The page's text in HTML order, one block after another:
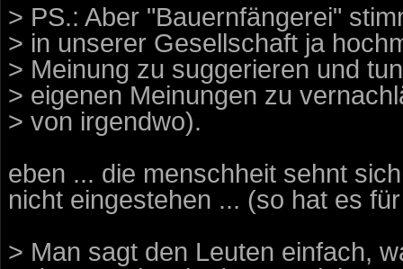
> PS.: Aber "Bauernfängerei"
> in unserer Gesellschaft ja
> Meinung zu suggerieren und
> eigenen Meinungen zu
> von irgendwo).
eben ... die menschheit sehnt
nicht eingestehen ... (so hat es
> Man sagt den Leuten einfach,